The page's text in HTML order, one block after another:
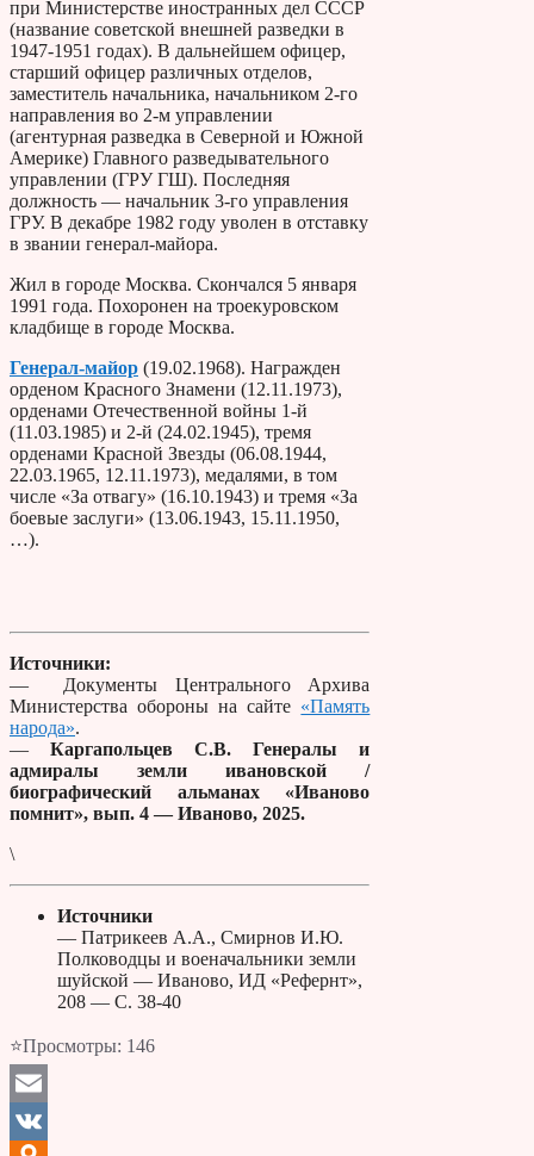
при Министерстве иностранных дел СССР
(название советской внешней разведки в
1947-1951 годах). В дальнейшем офицер,
старший офицер различных отделов,
заместитель начальника, начальником 2-го
направления во 2-м управлении
(агентурная разведка в Северной и Южной
Америке) Главного разведывательного
управлении (ГРУ ГШ). Последняя
должность — начальник 3-го управления
ГРУ. В декабре 1982 году уволен в отставку
в звании генерал-майора.
Жил в городе Москва. Скончался 5 января
1991 года. Похоронен на троекуровском
кладбище в городе Москва.
Генерал-майор (19.02.1968). Награжден
орденом Красного Знамени (12.11.1973),
орденами Отечественной войны 1-й
(11.03.1985) и 2-й (24.02.1945), тремя
орденами Красной Звезды (06.08.1944,
22.03.1965, 12.11.1973), медалями, в том
числе «За отвагу» (16.10.1943) и тремя «За
боевые заслуги» (13.06.1943, 15.11.1950,
…).
Источники:
— Документы Центрального Архива
Министерства обороны на сайте «Память
народа».
—Каргапольцев С.В. Генералы и
адмиралы земли ивановской /
биографический альманах «Иваново
помнит», вып. 4 — Иваново, 2025.
\
Источники
— Патрикеев А.А., Смирнов И.Ю.
Полководцы и военачальники земли
шуйской — Иваново, ИД «Рефернт»,
208 — С. 38-40
⭐Просмотры: 146
Email